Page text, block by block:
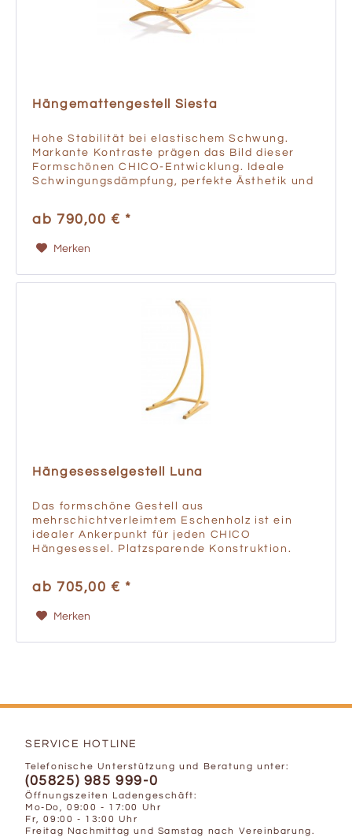
Hängemattengestell Siesta
Hohe Stabilität bei elastischem Schwung.
Markante Kontraste prägen das Bild dieser
Formschönen CHICO-Entwicklung. Ideale
Schwingungsdämpfung, perfekte Ästhetik und
ab 790,00 € *
Merken
Hängesesselgestell Luna
Das formschöne Gestell aus
mehrschichtverleimtem Eschenholz ist ein
idealer Ankerpunkt für jeden CHICO
Hängesessel. Platzsparende Konstruktion.
Eschenholz...
ab 705,00 € *
Merken
SERVICE HOTLINE
Telefonische Unterstützung und Beratung unter:
(05825) 985 999-0
Öffnungszeiten Ladengeschäft:
Mo-Do, 09:00 - 17:00 Uhr
Fr, 09:00 - 13:00 Uhr
Freitag Nachmittag und Samstag nach Vereinbarung.